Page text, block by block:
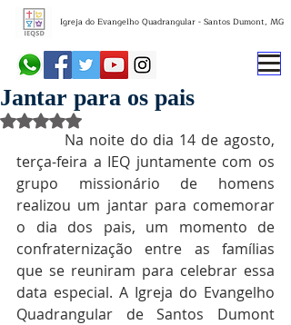
Igreja do Evangelho Quadrangular - Santos Dumont, MG
Jantar para os pais
Avaliado com NaN de 5 estrelas.
terça-feira a IEQ juntamente com os
grupo missionário de homens
realizou um jantar para comemorar
o dia dos pais, um momento de
confraternização entre as famílias
que se reuniram para celebrar essa
data especial. A Igreja do Evangelho
Quadrangular de Santos Dumont